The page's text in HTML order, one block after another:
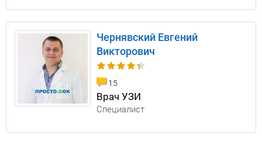
Чернявский Евгений
Викторович
15
Врач УЗИ
Специалист